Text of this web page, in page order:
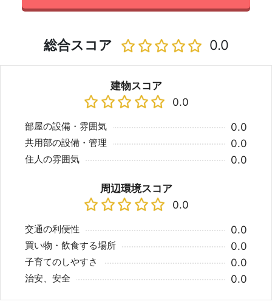
総合スコア 0.0
建物スコア
0.0
部屋の設備・雰囲気 0.0
共用部の設備・管理 0.0
住人の雰囲気 0.0
周辺環境スコア
0.0
交通の利便性 0.0
買い物・飲食する場所 0.0
子育てのしやすさ 0.0
治安、安全 0.0